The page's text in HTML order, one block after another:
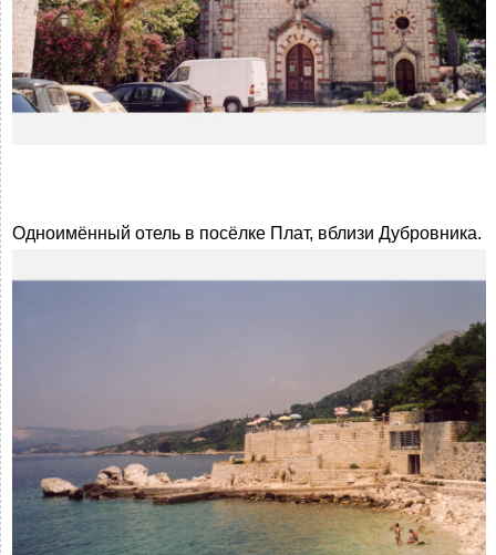
Одноимённый отель в посёлке Плат, вблизи Дубровника.